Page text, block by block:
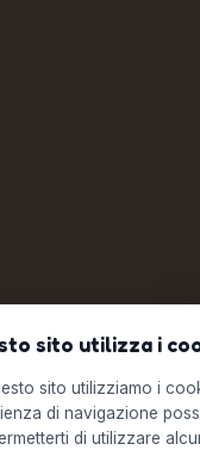
sito utilizza i
sito utilizziamo i
di navigazione
di utilizzare